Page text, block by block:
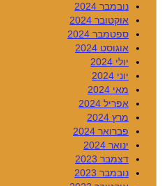
נובמבר 2024
אוקטובר 2024
ספטמבר 2024
אוגוסט 2024
יולי 2024
יוני 2024
מאי 2024
אפריל 2024
מרץ 2024
פברואר 2024
ינואר 2024
דצמבר 2023
נובמבר 2023